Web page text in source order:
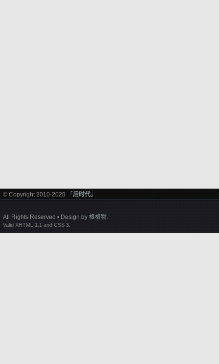
© Copyright 2010-2020 「 后时代 」
All Rights Reserved • Design by 格格物.
Valid XHTML 1.1 and CSS 3.